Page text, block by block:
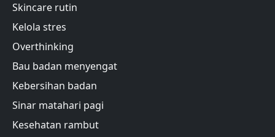
Skincare rutin
Kelola stres
Overthinking
Bau badan menyengat
Kebersihan badan
Sinar matahari pagi
Kesehatan rambut